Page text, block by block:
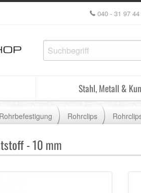
040 - 31 97
Stahl, Metall &
Rohrbefestigung Rohrclips
- 10 mm